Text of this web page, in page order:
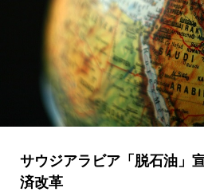
サウジアラビア「脱石油
済改革